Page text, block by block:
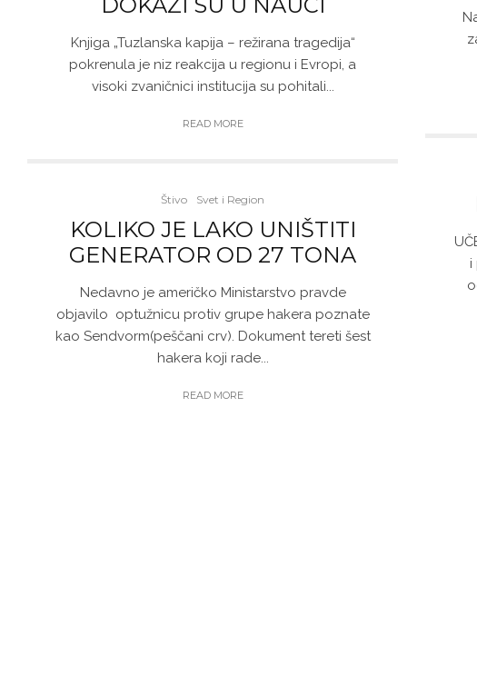
Knjiga „Tuzlanska kapija – režirana tragedija“
pokrenula je niz reakcija u regionu i Evropi, a
visoki zvaničnici institucija su pohitali...
READ MORE
Štivo Svet i Region
KOLIKO JE LAKO UNIŠTITI
GENERATOR OD 27 TONA
Nedavno je američko Ministarstvo pravde
objavilo optužnicu protiv grupe hakera poznate
kao Sendvorm(peščani crv). Dokument tereti šest
hakera koji rade...
READ MORE
i